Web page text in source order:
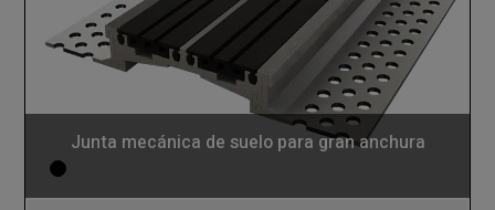
Junta mecánica de suelo para gran anchura